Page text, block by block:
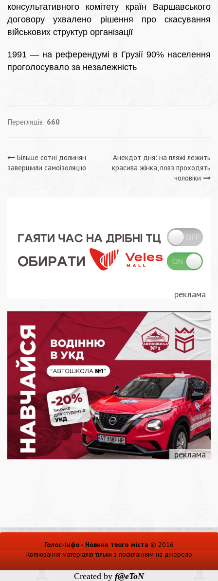
консультативного комітету країн Варшавського
договору ухвалено рішення про скасування
військових структур організації
1991 — на референдумі в Грузії 90% населення
проголосувало за незалежність
Переглядів: 660
Навігація
Більше сотні долинян
завершили самоізоляцію
Анекдот дня: на пляжі лежить
красива жінка, повз проходять
чоловіки
Голос-інфо - Новини твого міста © 2016
Копіювання матеріалів тільки з посиланням на джерело
Created by f@eToN